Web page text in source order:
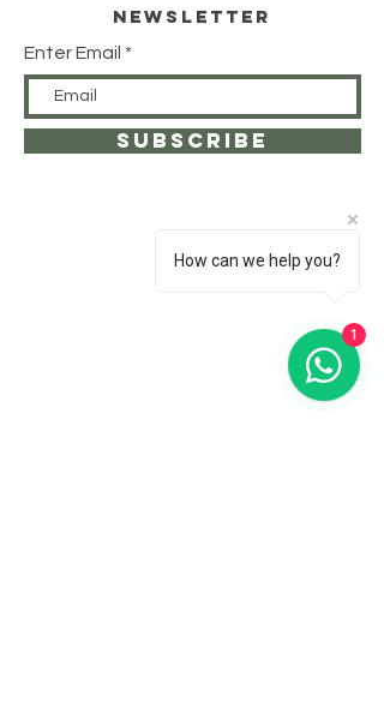
Newsletter
Enter Email
SUBSCRIBE
How can we help you?
1